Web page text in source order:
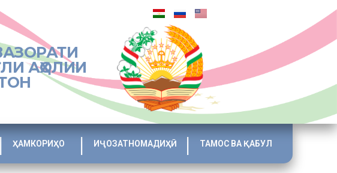
АҲОЛИИ
ҲАМКОРИҲО ИҶОЗАТНОМАДИҲӢ ТАМОС ВА ҚАБУЛ